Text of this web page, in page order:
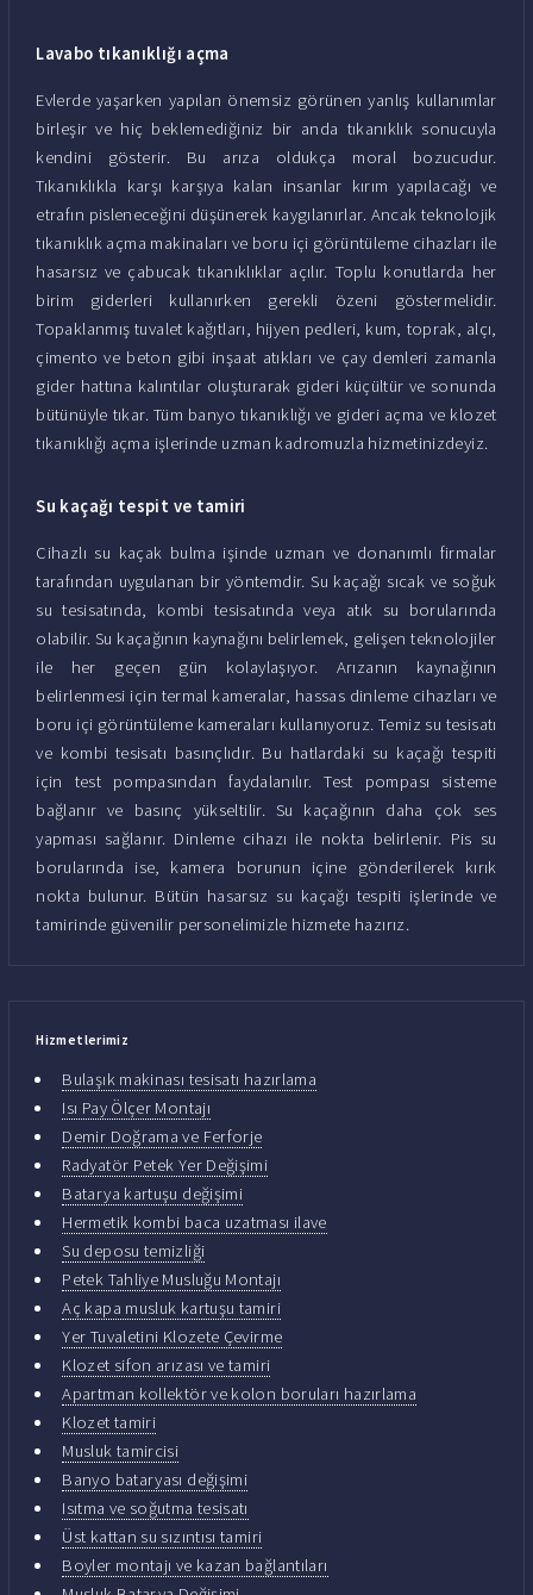
Lavabo tıkanıklığı açma
Evlerde yaşarken yapılan önemsiz görünen yanlış kullanımlar
birleşir ve hiç beklemediğiniz bir anda tıkanıklık sonucuyla
kendini gösterir. Bu arıza oldukça moral bozucudur.
Tıkanıklıkla karşı karşıya kalan insanlar kırım yapılacağı ve
etrafın pisleneceğini düşünerek kaygılanırlar. Ancak teknolojik
tıkanıklık açma makinaları ve boru içi görüntüleme cihazları ile
hasarsız ve çabucak tıkanıklıklar açılır. Toplu konutlarda her
birim giderleri kullanırken gerekli özeni göstermelidir.
Topaklanmış tuvalet kağıtları, hijyen pedleri, kum, toprak, alçı,
çimento ve beton gibi inşaat atıkları ve çay demleri zamanla
gider hattına kalıntılar oluşturarak gideri küçültür ve sonunda
bütünüyle tıkar. Tüm banyo tıkanıklığı ve gideri açma ve klozet
tıkanıklığı açma işlerinde uzman kadromuzla hizmetinizdeyiz.
Su kaçağı tespit ve tamiri
Cihazlı su kaçak bulma işinde uzman ve donanımlı firmalar
tarafından uygulanan bir yöntemdir. Su kaçağı sıcak ve soğuk
su tesisatında, kombi tesisatında veya atık su borularında
olabilir. Su kaçağının kaynağını belirlemek, gelişen teknolojiler
ile her geçen gün kolaylaşıyor. Arızanın kaynağının
belirlenmesi için termal kameralar, hassas dinleme cihazları ve
boru içi görüntüleme kameraları kullanıyoruz. Temiz su tesisatı
ve kombi tesisatı basınçlıdır. Bu hatlardaki su kaçağı tespiti
için test pompasından faydalanılır. Test pompası sisteme
bağlanır ve basınç yükseltilir. Su kaçağının daha çok ses
yapması sağlanır. Dinleme cihazı ile nokta belirlenir. Pis su
borularında ise, kamera borunun içine gönderilerek kırık
nokta bulunur. Bütün hasarsız su kaçağı tespiti işlerinde ve
tamirinde güvenilir personelimizle hizmete hazırız.
Hizmetlerimiz
Bulaşık makinası tesisatı hazırlama
Isı Pay Ölçer Montajı
Demir Doğrama ve Ferforje
Radyatör Petek Yer Değişimi
Batarya kartuşu değişimi
Hermetik kombi baca uzatması ilave
Su deposu temizliği
Petek Tahliye Musluğu Montajı
Aç kapa musluk kartuşu tamiri
Yer Tuvaletini Klozete Çevirme
Klozet sifon arızası ve tamiri
Apartman kollektör ve kolon boruları hazırlama
Klozet tamiri
Musluk tamircisi
Banyo bataryası değişimi
Isıtma ve soğutma tesisatı
Üst kattan su sızıntısı tamiri
Boyler montajı ve kazan bağlantıları